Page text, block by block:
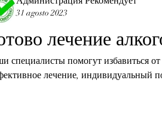
31 agosto 2023
лечение
специалисты помогут избавиться
лечение, индивидуальный